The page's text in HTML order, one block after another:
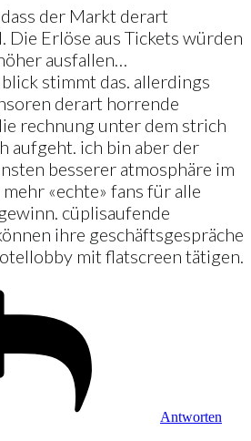
der Markt derart
Die Erlöse aus Tickets würden
ausfallen…
stimmt das. allerdings
derart horrende
rechnung unter dem strich
aufgeht. ich bin aber der
besserer atmosphäre im
«echte» fans für alle
cüplisaufende
ihre geschäftsgespräche
mit flatscreen tätigen.
Antworten